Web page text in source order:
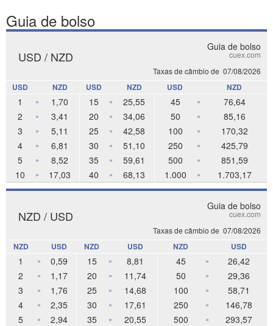
Guia de bolso
Guia de bolso
cuex.com
Taxas de câmbio de 07/08/2026
USD / NZD
USD NZD USD NZD USD NZD
1 » 1,70 15 » 25,55 45 »
76,64
2
» 3,41 20 » 34,06 50 »
85,16
3
» 5,11 25 » 42,58 100 »
170,32
4
» 6,81 30 » 51,10 250 »
425,79
5
» 8,52 35 » 59,61 500 »
851,59
10
» 17,03 40 » 68,13 1.000 » 1.703,17
Guia de bolso
cuex.com
Taxas de câmbio de 07/08/2026
NZD / USD
NZD USD NZD USD NZD USD
1 » 0,59 15 » 8,81 45 »
26,42
2
» 1,17 20 » 11,74 50 »
29,36
3
» 1,76 25 » 14,68 100 »
58,71
4
» 2,35 30 » 17,61 250 »
146,78
5
» 2,94 35 » 20,55 500 »
293,57